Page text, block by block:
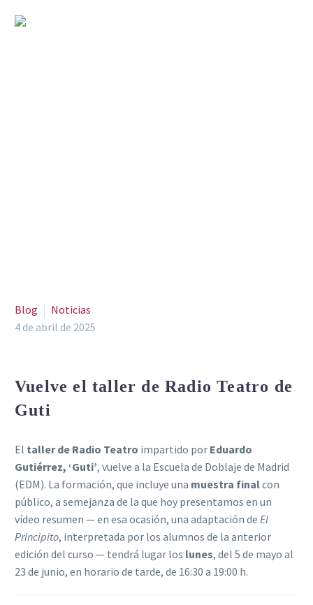
Blog
Noticias
4 de abril de 2025
Vuelve el taller de Radio Teatro de
Guti
El taller de Radio Teatro impartido por Eduardo
Gutiérrez, ‘Guti’, vuelve a la Escuela de Doblaje de Madrid
(EDM). La formación, que incluye una muestra finalcon
público, a semejanza de la que hoy presentamos en un
vídeo resumen — en esa ocasión, una adaptación de El
Principito, interpretada por los alumnos de la anterior
edición del curso — tendrá lugar los lunes, del 5 de mayo al
23 de junio, en horario de tarde, de 16:30 a 19:00 h.